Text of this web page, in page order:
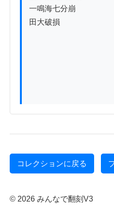
一鳴海七分崩　　　　
田大破損
コレクションに戻る
© 2026 みんなで翻刻V3